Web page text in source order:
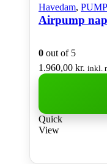
Havedam,
Airpump
0 out of 5
1.960,00 kr. inkl.
Quick
View